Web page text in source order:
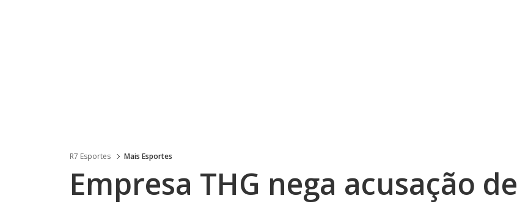
R7 Esportes Mais Esportes
Empresa THG nega acusação de